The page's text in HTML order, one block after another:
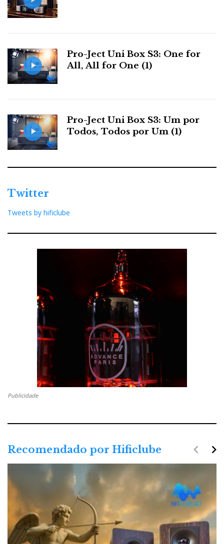
Pro-Ject Uni Box S3: One for
All, All for One (1)
Pro-Ject Uni Box S3: Um por
Todos, Todos por Um (1)
Twitter
Tweets by hificlube
Publicidade
Recomendado por Hificlube navigate_next
navigate_before